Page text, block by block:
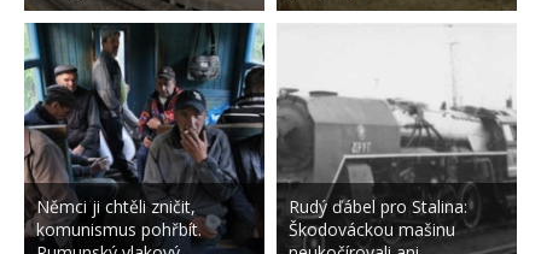
Němci ji chtěli zničit,
komunismus pohřbít.
Rudý ďábel pro Stalina:
Škodováckou mašinu